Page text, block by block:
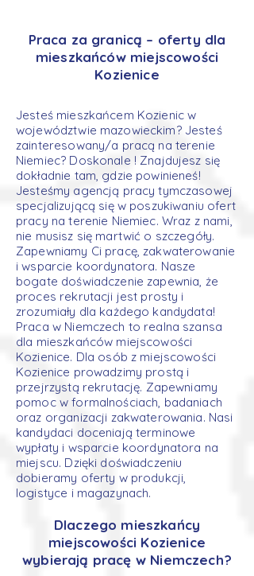
Praca za granicą – oferty dla
mieszkańców miejscowości
Kozienice
Jesteś mieszkańcem Kozienic w
województwie mazowieckim? Jesteś
zainteresowany/a pracą na terenie
Niemiec? Doskonale ! Znajdujesz się
dokładnie tam, gdzie powinieneś!
Jesteśmy agencją pracy tymczasowej
specjalizującą się w poszukiwaniu ofert
pracy na terenie Niemiec. Wraz z nami,
nie musisz się martwić o szczegóły.
Zapewniamy Ci pracę, zakwaterowanie
i wsparcie koordynatora. Nasze
bogate doświadczenie zapewnia, że
proces rekrutacji jest prosty i
zrozumiały dla każdego kandydata!
Praca w Niemczech to realna szansa
dla mieszkańców miejscowości
Kozienice. Dla osób z miejscowości
Kozienice prowadzimy prostą i
przejrzystą rekrutację. Zapewniamy
pomoc w formalnościach, badaniach
oraz organizacji zakwaterowania. Nasi
kandydaci doceniają terminowe
wypłaty i wsparcie koordynatora na
miejscu. Dzięki doświadczeniu
dobieramy oferty w produkcji,
logistyce i magazynach.
Dlaczego mieszkańcy
miejscowości Kozienice
wybierają pracę w Niemczech?